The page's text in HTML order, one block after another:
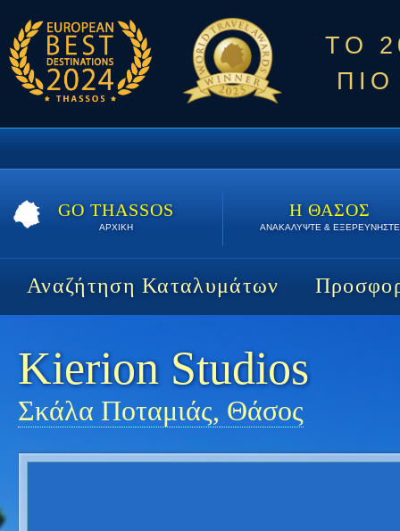
ΤΟ
GO THASSOS
ΑΡΧΙΚΗ
Η ΘΑΣΟΣ
ΑΝΑΚΑΛΥΨΤΕ & ΕΞΕΡΕΥΝΗΣΤΕ
Αναζήτηση Καταλυμάτων
Kierion Studios
Σκάλα Ποταμιάς, Θάσος